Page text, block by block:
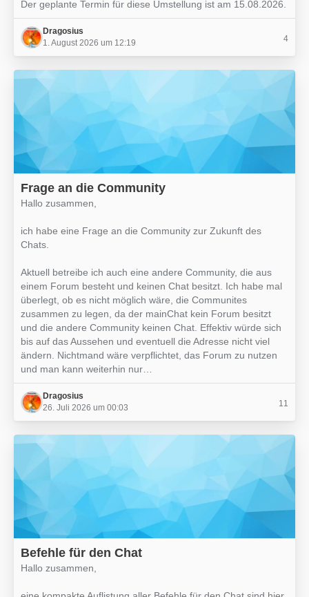
Der geplante Termin für diese Umstellung ist am 15.08.2026.
Dragosius
1. August 2026 um 12:19
4
Frage an die Community
Hallo zusammen,
ich habe eine Frage an die Community zur Zukunft des
Chats.
Aktuell betreibe ich auch eine andere Community, die aus
einem Forum besteht und keinen Chat besitzt. Ich habe mal
überlegt, ob es nicht möglich wäre, die Communites
zusammen zu legen, da der mainChat kein Forum besitzt
und die andere Community keinen Chat. Effektiv würde sich
bis auf das Aussehen und eventuell die Adresse nicht viel
ändern. Nichtmand wäre verpflichtet, das Forum zu nutzen
und man kann weiterhin nur…
Dragosius
26. Juli 2026 um 00:03
11
Befehle für den Chat
Hallo zusammen,